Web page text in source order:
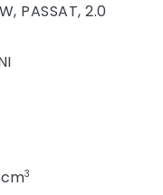
PASSAT, 2.0
3